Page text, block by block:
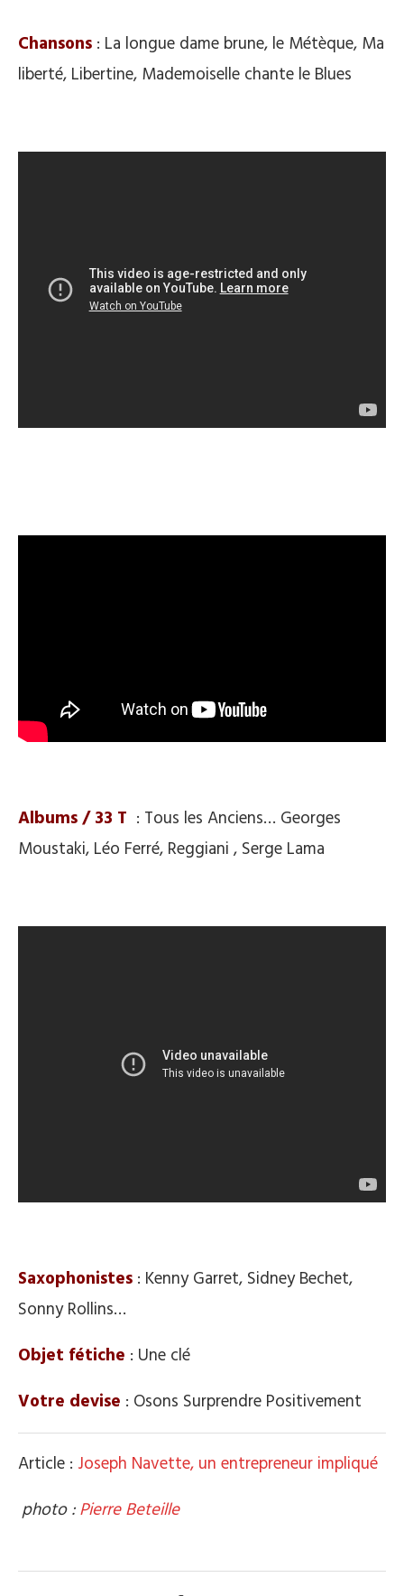
Chansons : La longue dame brune, le Métèque, Ma
liberté, Libertine, Mademoiselle chante le Blues
Albums / 33 T : Tous les Anciens… Georges
Moustaki, Léo Ferré, Reggiani , Serge Lama
Saxophonistes : Kenny Garret, Sidney Bechet,
Sonny Rollins…
Objet fétiche : Une clé
Votre devise : Osons Surprendre Positivement
Article : Joseph Navette, un entrepreneur impliqué
photo :Pierre Beteille